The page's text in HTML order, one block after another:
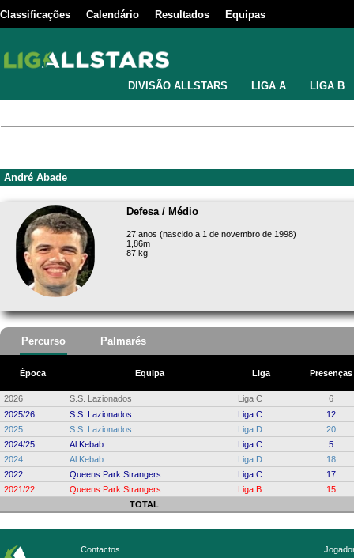
Classificações Calendário Resultados Equipas
DIVISÃO ALLSTARS LIGA A LIGA B
André Abade
Defesa / Médio
27 anos (nascido a 1 de novembro de 1998)
1,86m
87 kg
Percurso Palmarés
Época Equipa Liga Presenças
2026 S.S. Lazionados Liga C
6
2025/26
S.S. Lazionados Liga C
12
2025
S.S. Lazionados Liga D
20
2024/25
Al Kebab Liga C
5
2024
Al Kebab Liga D
18
2022
Queens Park Strangers Liga C
17
2021/22
Queens Park Strangers Liga B
15
TOTAL
Contactos